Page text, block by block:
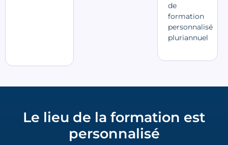
de
formation
personnalisé
pluriannuel
Le lieu de la formation est
personnalisé